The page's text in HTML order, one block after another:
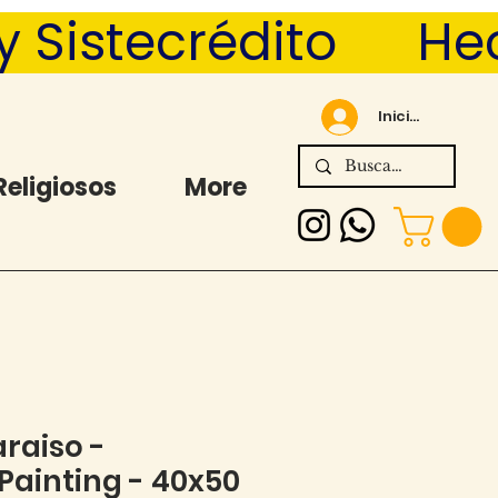
y Sistecrédito
Iniciar sesión
More
-
- 40x50